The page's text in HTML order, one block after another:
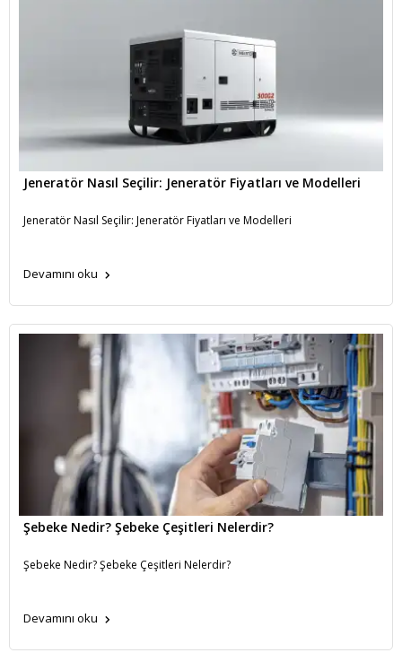
Jeneratör Nasıl Seçilir: Jeneratör Fiyatları ve Modelleri
Jeneratör Nasıl Seçilir: Jeneratör Fiyatları ve Modelleri
Devamını oku
Şebeke Nedir? Şebeke Çeşitleri Nelerdir?
Şebeke Nedir? Şebeke Çeşitleri Nelerdir?
Devamını oku